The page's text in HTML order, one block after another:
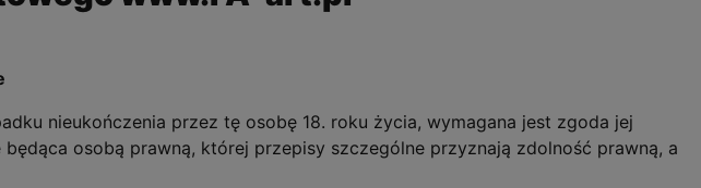
nieukończenia przez tę osobę 18. roku życia, wymagana jest zgoda jej
osobą prawną, której przepisy szczególne przyznają zdolność prawną, a